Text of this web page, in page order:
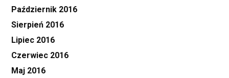
Październik 2016
Sierpień 2016
Lipiec 2016
Czerwiec 2016
Maj 2016